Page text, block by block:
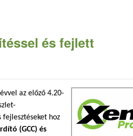
és fejlett
az előző 4.20-
hoz
(GCC) és